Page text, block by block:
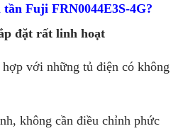
Fuji FRN0044E3S-4G?
đặt rất linh hoạt
với những tủ điện có không
không cần điều chỉnh phức